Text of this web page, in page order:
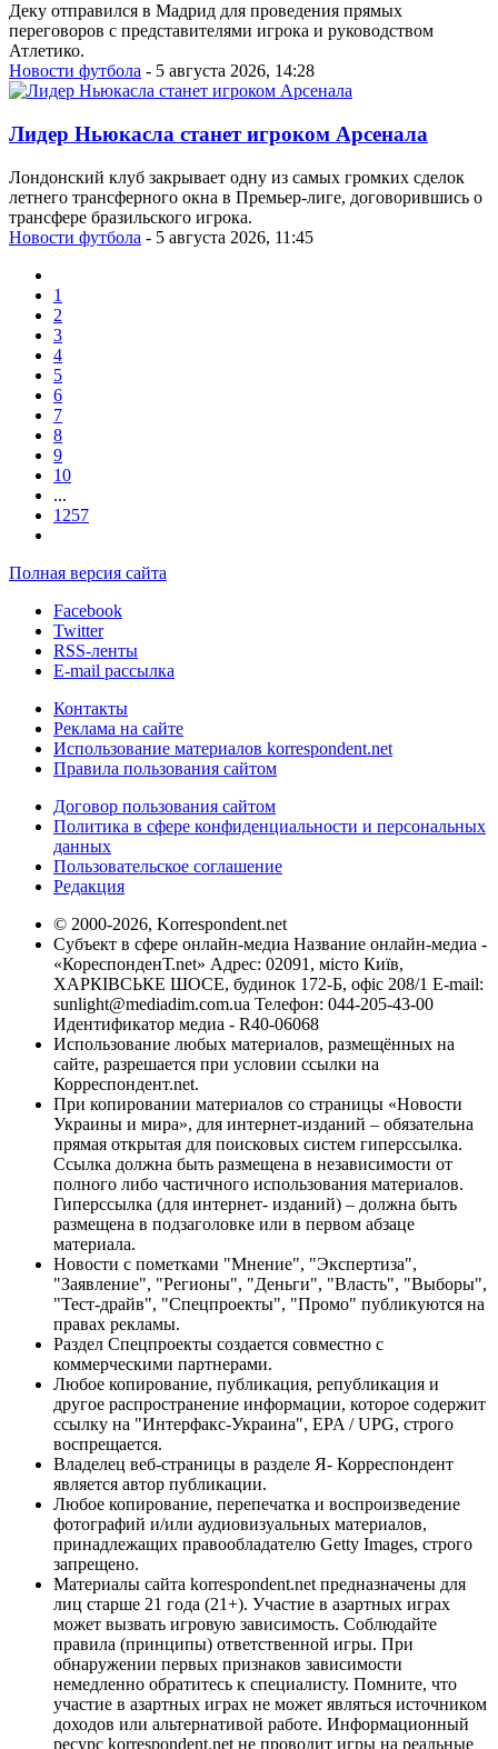
Деку отправился в Мадрид для проведения прямых
переговоров с представителями игрока и руководством
Атлетико.
Новости футбола - 5 августа 2026, 14:28
Лидер Ньюкасла станет игроком Арсенала
Лондонский клуб закрывает одну из самых громких сделок
летнего трансферного окна в Премьер-лиге, договорившись о
трансфере бразильского игрока.
Новости футбола - 5 августа 2026, 11:45
1
2
3
4
5
6
7
8
9
10
...
1257
Полная версия сайта
Facebook
Twitter
RSS-ленты
E-mail рассылка
Контакты
Реклама на сайте
Использование материалов korrespondent.net
Правила пользования сайтом
Договор пользования сайтом
Политика в сфере конфиденциальности и персональных
данных
Пользовательское соглашение
Редакция
© 2000-2026, Korrespondent.net
Субъект в сфере онлайн-медиа Название онлайн-медиа -
«КореспонденТ.net» Адрес: 02091, місто Київ,
ХАРКІВСЬКЕ ШОСЕ, будинок 172-Б, офіс 208/1 E-mail:
sunlight@mediadim.com.ua Телефон: 044-205-43-00
Идентификатор медиа - R40-06068
Использование любых материалов, размещённых на
сайте, разрешается при условии ссылки на
Корреспондент.net.
При копировании материалов со страницы «Новости
Украины и мира», для интернет-изданий – обязательна
прямая открытая для поисковых систем гиперссылка.
Ссылка должна быть размещена в независимости от
полного либо частичного использования материалов.
Гиперссылка (для интернет- изданий) – должна быть
размещена в подзаголовке или в первом абзаце
материала.
Новости с пометками "Мнение", "Экспертиза",
"Заявление", "Регионы", "Деньги", "Власть", "Выборы",
"Тест-драйв", "Спецпроекты", "Промо" публикуются на
правах рекламы.
Раздел Спецпроекты создается совместно с
коммерческими партнерами.
Любое копирование, публикация, републикация и
другое распространение информации, которое содержит
ссылку на "Интерфакс-Украина", EPA / UPG, строго
воспрещается.
Владелец веб-страницы в разделе Я- Корреспондент
является автор публикации.
Любое копирование, перепечатка и воспроизведение
фотографий и/или аудиовизуальных материалов,
принадлежащих правообладателю Getty Images, строго
запрещено.
Материалы сайта korrespondent.net предназначены для
лиц старше 21 года (21+). Участие в азартных играх
может вызвать игровую зависимость. Соблюдайте
правила (принципы) ответственной игры. При
обнаружении первых признаков зависимости
немедленно обратитесь к специалисту. Помните, что
участие в азартных играх не может являться источником
доходов или альтернативой работе. Информационный
ресурс korrespondent.net не проводит игры на реальные